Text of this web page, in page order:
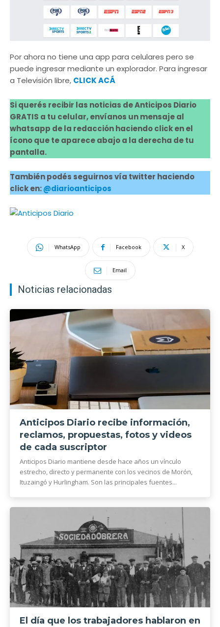
Por ahora no tiene una app para celulares pero se
puede ingresar mediante un explorador. Para ingresar
a Televisión libre, CLICK ACÁ
Si querés recibir las noticias de Anticipos Diario
GRATIS a tu celular, envíanos un mensaje al
whatsapp de la redacción haciendo click en el
ícono que te aparece abajo a la derecha de tu
pantalla.
También podés seguirnos vía twitter haciendo
click en:@diarioanticipos
WhatsApp Facebook X
Email
Noticias relacionadas
Anticipos Diario recibe información,
reclamos, propuestas, fotos y videos
de cada suscriptor
Anticipos Diario mantiene desde hace años un vínculo
estrecho, directo y permanente con los vecinos de Morón,
Ituzaingó y Hurlingham. Son las principales fuentes...
El día que los trabajadores hablaron en